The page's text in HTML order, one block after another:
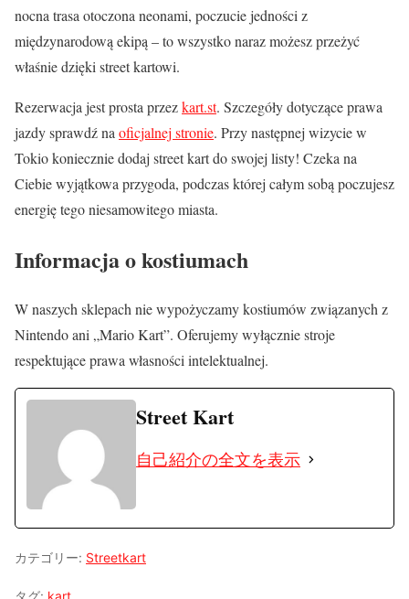
nocna trasa otoczona neonami, poczucie jedności z
międzynarodową ekipą – to wszystko naraz możesz przeżyć
właśnie dzięki street kartowi.
Rezerwacja jest prosta przezkart.st. Szczegóły dotyczące prawa
jazdy sprawdź na oficjalnej stronie. Przy następnej wizycie w
Tokio koniecznie dodaj street kart do swojej listy! Czeka na
Ciebie wyjątkowa przygoda, podczas której całym sobą poczujesz
energię tego niesamowitego miasta.
Informacja o kostiumach
W naszych sklepach nie wypożyczamy kostiumów związanych z
Nintendo ani „Mario Kart”. Oferujemy wyłącznie stroje
respektujące prawa własności intelektualnej.
Street Kart
自己紹介の全文を表示
カテゴリー: Streetkart